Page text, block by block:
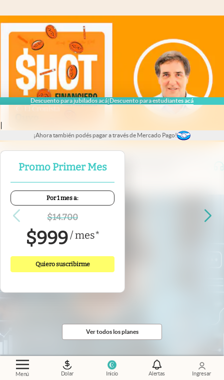
Menú Dolar Inicio Alertas Ingresar
Descuento para jubilados acá|Descuento para estudiantes acá
|
¡Ahora también podés pagar a través de Mercado Pago!
Promo Primer Mes
Por 1 mes a:
$14.700
$999/mes*
Quiero suscribirme
Ver todos los planes
Shot Financiero.Entrevista a Rafael Rofman: el
cruce entre la economía y la demografía